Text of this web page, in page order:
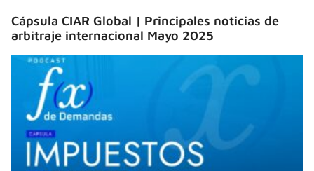
Cápsula CIAR Global | Principales noticias de
arbitraje internacional Mayo 2025